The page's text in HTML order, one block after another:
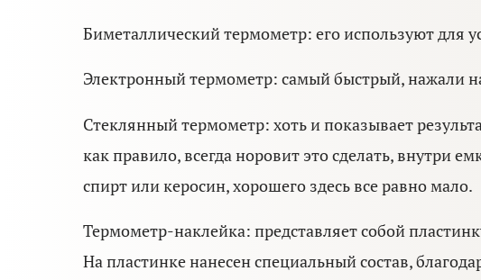
Биметаллический термометр: его используют для
Электронный термометр: самый быстрый, нажали
Стеклянный термометр: хоть и показывает
как правило, всегда норовит это сделать, внутри
спирт или керосин, хорошего здесь все равно мало.
Термометр-наклейка: представляет собой
На пластинке нанесен специальный состав,